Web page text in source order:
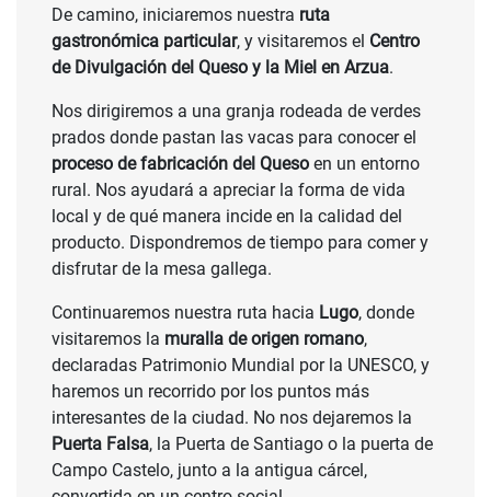
De camino, iniciaremos nuestra ruta
gastronómica particular, y visitaremos el Centro
de Divulgación del Queso y la Miel en Arzua.
Nos dirigiremos a una granja rodeada de verdes
prados donde pastan las vacas para conocer el
proceso de fabricación del Queso en un entorno
rural. Nos ayudará a apreciar la forma de vida
local y de qué manera incide en la calidad del
producto. Dispondremos de tiempo para comer y
disfrutar de la mesa gallega.
Continuaremos nuestra ruta hacia Lugo, donde
visitaremos la muralla de origen romano,
declaradas Patrimonio Mundial por la UNESCO, y
haremos un recorrido por los puntos más
interesantes de la ciudad. No nos dejaremos la
Puerta Falsa, la Puerta de Santiago o la puerta de
Campo Castelo, junto a la antigua cárcel,